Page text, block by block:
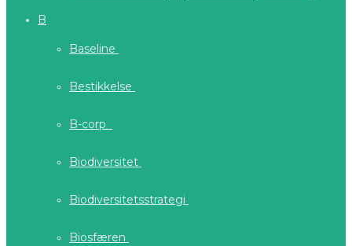
B
Baseline
Bestikkelse
B-corp
Biodiversitet
Biodiversitetsstrategi
Biosfæren